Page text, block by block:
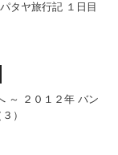
タヤ旅行記 １日目
～ ２０１２年 バン
）